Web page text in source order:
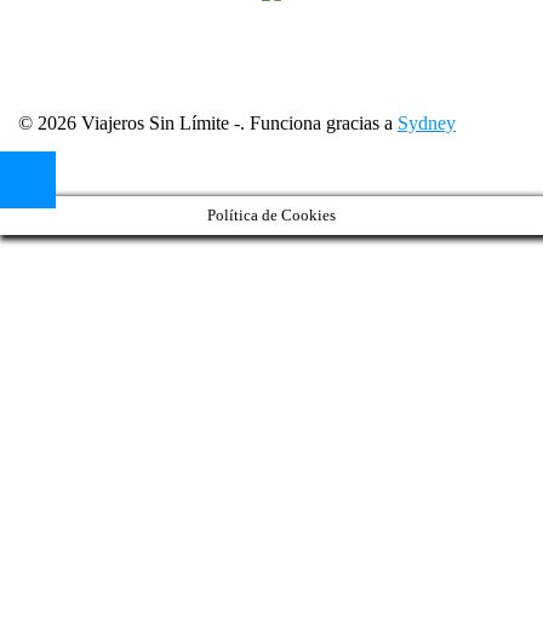
© 2026 Viajeros Sin Límite -. Funciona gracias a Sydney
Política de Cookies